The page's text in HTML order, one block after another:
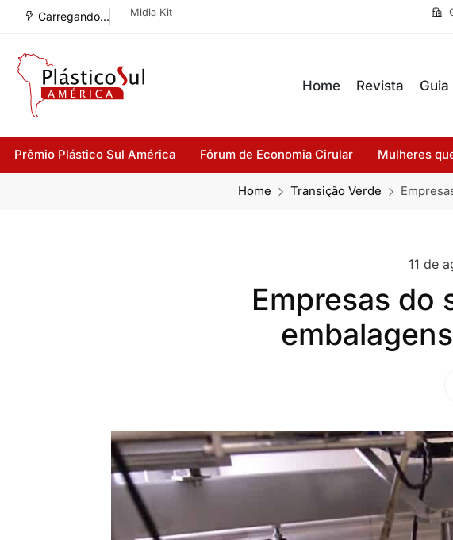
Carregando... Midia Kit
Home Revista Guia
Prêmio Plástico Sul América Fórum de Economia Cirular Mulheres
Home Transição Verde
11 de
Empresas do